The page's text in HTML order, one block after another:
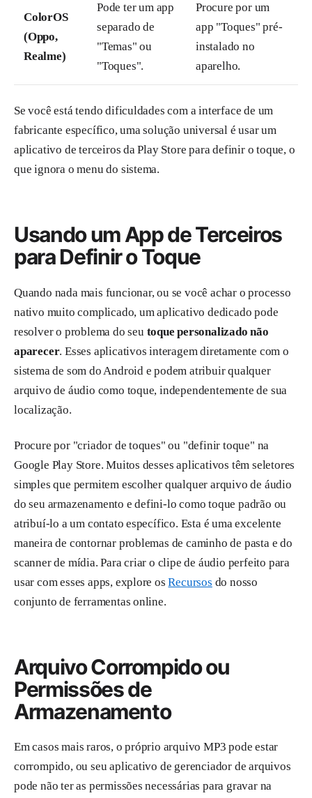
ColorOS
(Oppo,
Realme)
Pode ter um app
separado de
"Temas" ou
"Toques".
Procure por um
app "Toques" pré-
instalado no
aparelho.
Se você está tendo dificuldades com a interface de um
fabricante específico, uma solução universal é usar um
aplicativo de terceiros da Play Store para definir o toque, o
que ignora o menu do sistema.
Usando um App de Terceiros
para Definir o Toque
Quando nada mais funcionar, ou se você achar o processo
nativo muito complicado, um aplicativo dedicado pode
resolver o problema do seu toque personalizado não
aparecer. Esses aplicativos interagem diretamente com o
sistema de som do Android e podem atribuir qualquer
arquivo de áudio como toque, independentemente de sua
localização.
Procure por "criador de toques" ou "definir toque" na
Google Play Store. Muitos desses aplicativos têm seletores
simples que permitem escolher qualquer arquivo de áudio
do seu armazenamento e defini-lo como toque padrão ou
atribuí-lo a um contato específico. Esta é uma excelente
maneira de contornar problemas de caminho de pasta e do
scanner de mídia. Para criar o clipe de áudio perfeito para
usar com esses apps, explore osRecursos do nosso
conjunto de ferramentas online.
Arquivo Corrompido ou
Permissões de
Armazenamento
Em casos mais raros, o próprio arquivo MP3 pode estar
corrompido, ou seu aplicativo de gerenciador de arquivos
pode não ter as permissões necessárias para gravar na